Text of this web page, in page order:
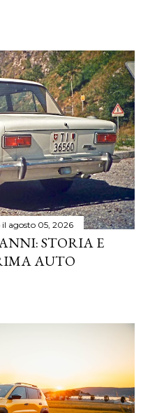
il agosto 05, 2026
STORIA E
AUTO